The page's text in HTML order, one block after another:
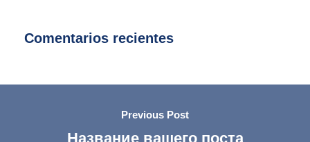
Comentarios recientes
Previous Post
Название вашего поста